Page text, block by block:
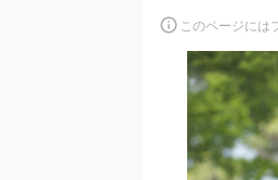
このページには